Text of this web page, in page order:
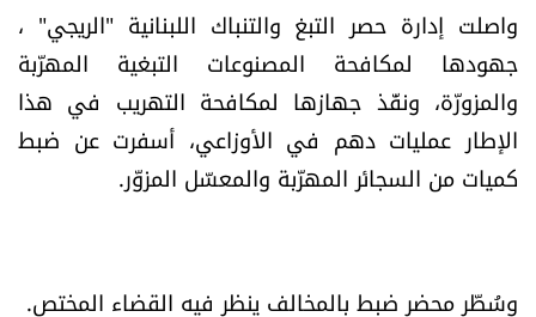
كتّابنا
تحت المجهر
واصلت إدارة حصر التبغ والتنباك اللبنانية "الريجي" ،
جهودها لمكافحة المصنوعات التبغية المهرّبة
والمزورّة، ونفّذ جهازها لمكافحة التهريب في هذا
الإطار عمليات دهم في الأوزاعي، أسفرت عن ضبط
كميات من السجائر المهرّبة والمعسّل المزوّر.
وسُطّر محضر ضبط بالمخالف ينظر فيه القضاء المختص.